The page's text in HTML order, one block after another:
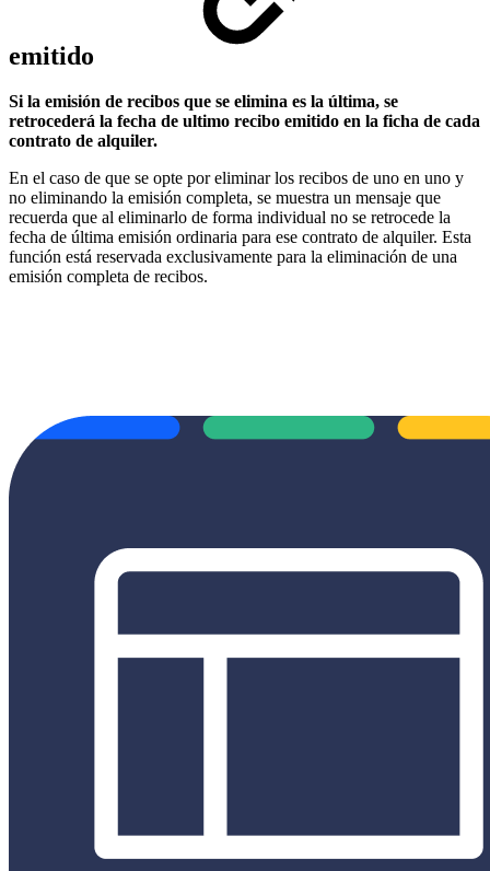
emitido
Si la emisión de recibos que se elimina es la última, se
retrocederá la fecha de ultimo recibo emitido en la ficha de cada
contrato de alquiler.
En el caso de que se opte por eliminar los recibos de uno en uno y
no eliminando la emisión completa, se muestra un mensaje que
recuerda que al eliminarlo de forma individual no se retrocede la
fecha de última emisión ordinaria para ese contrato de alquiler. Esta
función está reservada exclusivamente para la eliminación de una
emisión completa de recibos.